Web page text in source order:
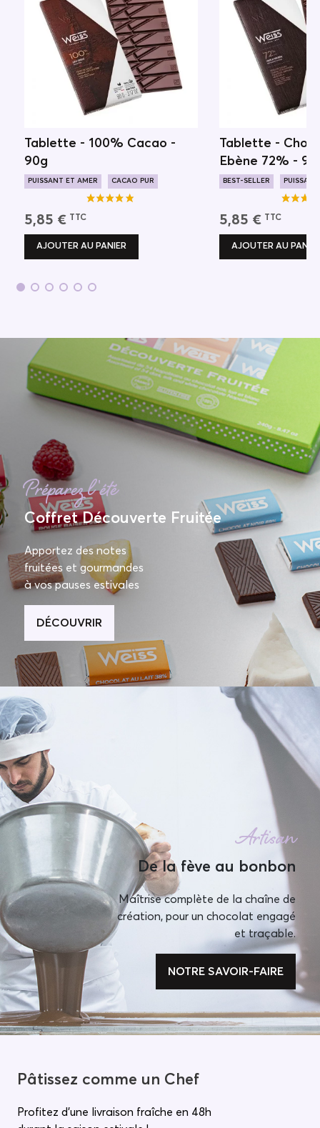
Tablette - 100% Cacao -
90g
PUISSANT ET AMER CACAO PUR
ORIGINE AFRIQUE
5,85 € TTC
AJOUTER AU PANIER
Tablette -
Ebène 72% -
BEST-SELLER PUISSANT
LONG EN BOUCHE
5,85 € TTC
AJOUTER AU
Préparez l'été
Coffret Découverte Fruitée
Apportez des notes
fruitées et gourmandes
à vos pauses estivales
DÉCOUVRIR
Artisan
De la fève au bonbon
Maîtrise complète de la chaîne de
création, pour un chocolat engagé
et traçable.
NOTRE SAVOIR-FAIRE
Pâtissez comme un Chef
Profitez d'une livraison fraîche en 48h